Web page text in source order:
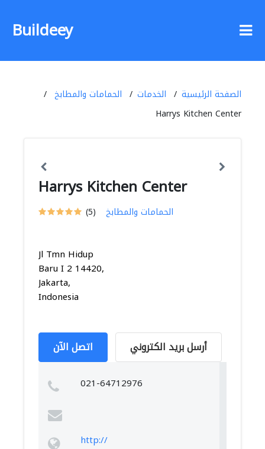
Buildeey
الصفحة الرئيسية الخدمات
الحمامات والمطابخ
Harrys Kitchen Center
Harrys Kitchen Center
(5) الحمامات والمطابخ
Jl Tmn Hidup
Baru I 2 14420,
Jakarta,
Indonesia
اتصل الآن أرسل بريد الكتروني
021-64712976
http://